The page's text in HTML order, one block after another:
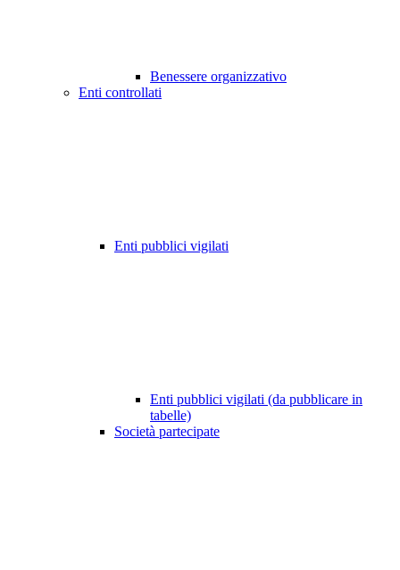
Benessere organizzativo
Enti controllati
Enti pubblici vigilati
Enti pubblici vigilati (da pubblicare in
tabelle)
Società partecipate